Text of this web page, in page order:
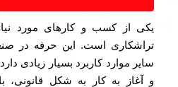
یکی از کسب و کارهای مورد
تراشکاری است. این حرفه در
سایر موارد کاربرد بسیار زیادی
و آغاز به کار به شکل قانونی،